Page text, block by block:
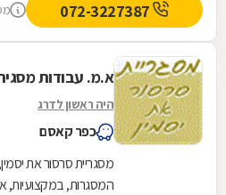
א.מ. עבודות
היה ראשון לדרג
כפר קאסם
מסגריית סרסור את
המסגרות, במקצועיות,